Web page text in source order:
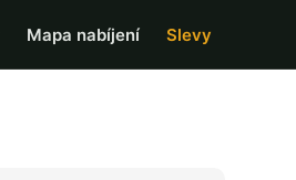
Mapa nabíjení Slevy